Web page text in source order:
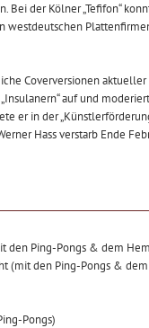
der Kölner „Tefifon“
westdeutschen
Coverversionen
auf und
er in der
Hass verstarb Ende
den Ping-Pongs & dem
(mit den Ping-Pongs &
Pongs)